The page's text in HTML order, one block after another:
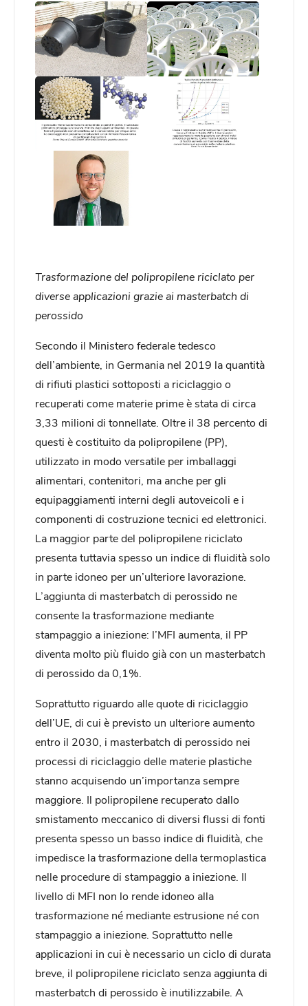
Trasformazione del polipropilene riciclato per
diverse applicazioni grazie ai masterbatch di
perossido
Secondo il Ministero federale tedesco
dell’ambiente, in Germania nel 2019 la quantità
di rifiuti plastici sottoposti a riciclaggio o
recuperati come materie prime è stata di circa
3,33 milioni di tonnellate. Oltre il 38 percento di
questi è costituito da polipropilene (PP),
utilizzato in modo versatile per imballaggi
alimentari, contenitori, ma anche per gli
equipaggiamenti interni degli autoveicoli e i
componenti di costruzione tecnici ed elettronici.
La maggior parte del polipropilene riciclato
presenta tuttavia spesso un indice di fluidità solo
in parte idoneo per un’ulteriore lavorazione.
L’aggiunta di masterbatch di perossido ne
consente la trasformazione mediante
stampaggio a iniezione: l’MFI aumenta, il PP
diventa molto più fluido già con un masterbatch
di perossido da 0,1%.
Soprattutto riguardo alle quote di riciclaggio
dell’UE, di cui è previsto un ulteriore aumento
entro il 2030, i masterbatch di perossido nei
processi di riciclaggio delle materie plastiche
stanno acquisendo un’importanza sempre
maggiore. Il polipropilene recuperato dallo
smistamento meccanico di diversi flussi di fonti
presenta spesso un basso indice di fluidità, che
impedisce la trasformazione della termoplastica
nelle procedure di stampaggio a iniezione. Il
livello di MFI non lo rende idoneo alla
trasformazione né mediante estrusione né con
stampaggio a iniezione. Soprattutto nelle
applicazioni in cui è necessario un ciclo di durata
breve, il polipropilene riciclato senza aggiunta di
masterbatch di perossido è inutilizzabile. A